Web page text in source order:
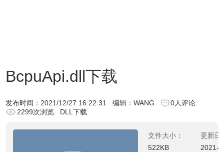
BcpuApi.dll下载
发布时间： 2021/12/27 16:22:31 编辑：WANG
0人评论
2299次浏览
DLL下载
文件大小：
522KB
更新日
2021-